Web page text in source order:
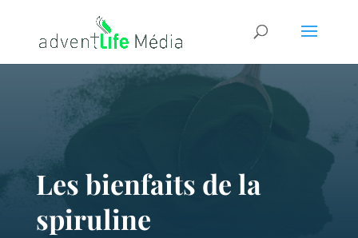
Les bienfaits de la
spiruline